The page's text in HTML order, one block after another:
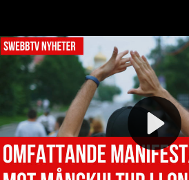
Play
Video